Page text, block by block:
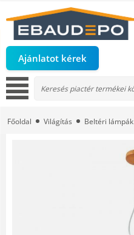
Ajánlatot kérek
Főoldal Világítás Beltéri lámpák